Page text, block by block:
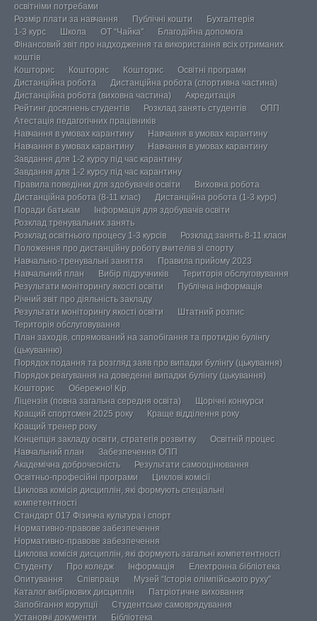
освітніми потребами
Розмір плати за навчання
Публічні кошти
Бухгалтерія
1-3 курс
Школа ОТ “Чайка”
Благодійна допомога
Фінансовий звіт про надходження та використання всіх отриманих
коштів
Кошторис
Кошторис Кошторис
Освітні програми
Дистанційна робота
Дистанційна робота (спортивна частина)
Дистанційна робота (виховна частина)
Акредитація
Рейтинг досягнень студентів
Розклад занять студентів
ОПП
Атестація педагогічних працівників
Навчання в умовах карантину
Навчання в умовах карантину
Навчання в умовах карантину
Навчання в умовах карантину
Завдання для 1-2 курсу під час карантину
Завдання для 1-2 курсу під час карантину
Правила поведінки для здобувачів освіти
Виховна робота
Дистанційна робота (8-11 клас)
Дистанційна робота (1-3 курс)
Поради батькам
Інформація для здобувачів освіти
Розклад тренувальних занять
Розклад освітнього процесу 1-3 курсів
Розклад занять 8-11 класи
Положення про дистанційну роботу вчителів зі спорту
Навчально-тренувальні заняття
Правила прийому 2023
Навчальний план
Вибір підручників
Територія обслуговування
Результати моніторингу якості освіти
Публічна інформація
Річний звіт про діяльність закладу
Результати моніторингу якості освіти
Штатний розпис
Територія обслуговування
План заходів, спрямований на запобігання та протидію булінгу
(цькуванню)
Порядок подання та розгляд заяв про випадки булінгу (цькування)
Порядок реагування на доведенні випадки булінгу (цькування)
Кошторис
Обережно! Кір.
Ліцензія (повна загальна середня освіта)
Щорічні конкурси
Кращий спортсмен 2025 року
Краще відділення року
Кращий тренер року
Концепція закладу освіти, стратегія розвитку
Освітній процес
Навчальний план
Забезпечення ОПП
Академічна доброчесність
Результати самооцінювання
Освітньо-професійні програми
Циклові комісії
Циклова комісія дисциплін, які формують спеціальні
компетентності
Стандарт 017 Фізична культура і спорт
Нормативно-правове забезпечення
Нормативно-правове забезпечення
Циклова комісія дисциплін, які формують загальні компетентності
Студенту
Про коледж Інформація
Електронна бібліотека
Опитування
Співпраця
Музей “Історія олімпійського руху”
Каталог вибіркових дисциплін
Патріотичне виховання
Запобігання корупції
Студентське самоврядування
Установчі документи
Бібліотека